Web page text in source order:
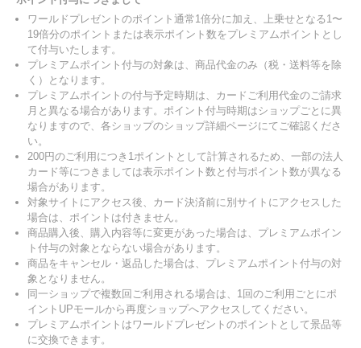
ワールドプレゼントのポイント通常1倍分に加え、上乗せとなる1〜
19倍分のポイントまたは表示ポイント数をプレミアムポイントとし
て付与いたします。
プレミアムポイント付与の対象は、商品代金のみ（税・送料等を除
く）となります。
プレミアムポイントの付与予定時期は、カードご利用代金のご請求
月と異なる場合があります。ポイント付与時期はショップごとに異
なりますので、各ショップのショップ詳細ページにてご確認くださ
い。
200円のご利用につき1ポイントとして計算されるため、一部の法人
カード等につきましては表示ポイント数と付与ポイント数が異なる
場合があります。
対象サイトにアクセス後、カード決済前に別サイトにアクセスした
場合は、ポイントは付きません。
商品購入後、購入内容等に変更があった場合は、プレミアムポイン
ト付与の対象とならない場合があります。
商品をキャンセル・返品した場合は、プレミアムポイント付与の対
象となりません。
同一ショップで複数回ご利用される場合は、1回のご利用ごとにポ
イントUPモールから再度ショップへアクセスしてください。
プレミアムポイントはワールドプレゼントのポイントとして景品等
に交換できます。